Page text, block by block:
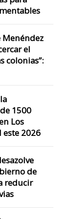
Menéndez
el
colonias”:
1500
Los
este 2026
de
reducir